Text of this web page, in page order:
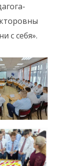
с себя».